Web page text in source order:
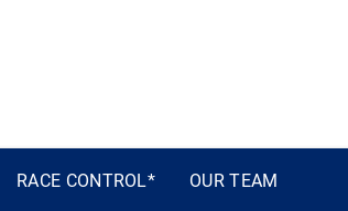
RACE CONTROL* OUR TEAM